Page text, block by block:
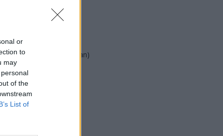
or
to
may
of the
List of
PMP (Tomac)
Forța Dreptei (L. Orban)
PNȚMM
REPER
SENS